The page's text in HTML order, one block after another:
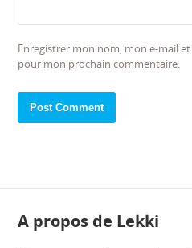
Enregistrer mon nom, mon e-mail
pour mon prochain commentaire.
A propos de Lekki